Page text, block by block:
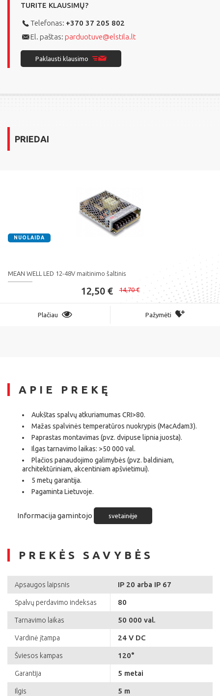
TURITE KLAUSIMŲ?
Telefonas: +370 37 205 802
El. paštas: parduotuve@elstila.lt
Paklausti klausimo
PRIEDAI
NUOLAIDA
MEAN WELL LED 12-48V maitinimo šaltinis
12,50 € 14,70 €
Plačiau Pažymėti
APIE PREKĘ
Aukštas spalvų atkuriamumas CRI>80.
Mažas spalvinės temperatūros nuokrypis (MacAdam3).
Paprastas montavimas (pvz. dvipuse lipnia juosta).
Ilgas tarnavimo laikas: >50 000 val.
Plačios panaudojimo galimybės (pvz. baldiniam,
architektūriniam, akcentiniam apšvietimui).
5 metų garantija.
Pagaminta Lietuvoje.
Informacija gamintojo svetainėje
PREKĖS SAVYBĖS
Apsaugos laipsnis IP 20 arba IP 67
Spalvų perdavimo indeksas 80
Tarnavimo laikas 50 000 val.
Vardinė įtampa 24 V DC
Šviesos kampas 120°
Garantija 5 metai
Ilgis 5 m